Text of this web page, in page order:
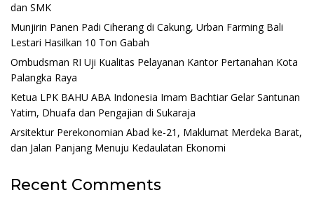
dan SMK
Munjirin Panen Padi Ciherang di Cakung, Urban Farming Bali
Lestari Hasilkan 10 Ton Gabah
Ombudsman RI Uji Kualitas Pelayanan Kantor Pertanahan Kota
Palangka Raya
Ketua LPK BAHU ABA Indonesia Imam Bachtiar Gelar Santunan
Yatim, Dhuafa dan Pengajian di Sukaraja
Arsitektur Perekonomian Abad ke-21, Maklumat Merdeka Barat,
dan Jalan Panjang Menuju Kedaulatan Ekonomi
Recent Comments